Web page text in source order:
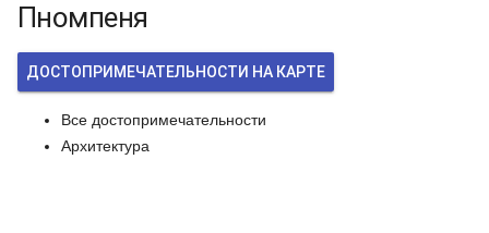
Пномпеня
ДОСТОПРИМЕЧАТЕЛЬНОСТИ НА КАРТЕ
Все достопримечательности
Архитектура